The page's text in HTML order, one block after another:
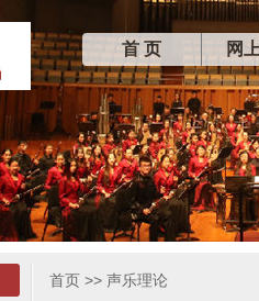
首 页 网
首页 >> 声乐理论